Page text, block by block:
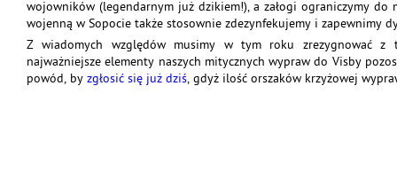
wojowników (legendarnym już dzikiem!), a załogi ograniczymy do
wojenną w Sopocie także stosownie zdezynfekujemy i zapewnimy
Z wiadomych względów musimy w tym roku zrezygnować z
najważniejsze elementy naszych mitycznych wypraw do Visby
powód, by zgłosić się już dziś, gdyż ilość orszaków krzyżowej